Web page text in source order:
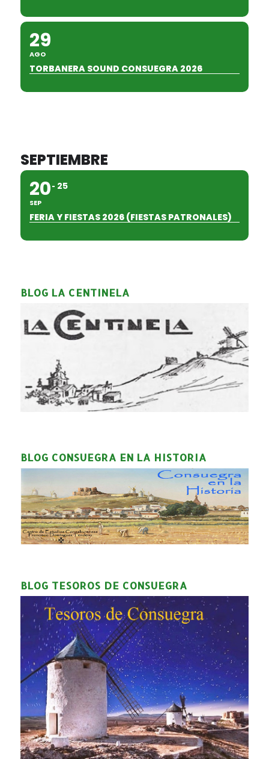
29
AGO
TORBANERA SOUND CONSUEGRA 2026
SEPTIEMBRE
20
SEP
25
FERIA Y FIESTAS 2026 (FIESTAS PATRONALES)
BLOG LA CENTINELA
BLOG CONSUEGRA EN LA HISTORIA
BLOG TESOROS DE CONSUEGRA